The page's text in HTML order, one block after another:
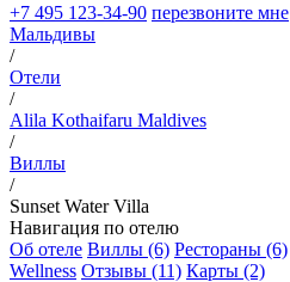
+7 495 123-34-90 перезвоните мне
Мальдивы
/
Отели
/
Alila Kothaifaru Maldives
/
Виллы
/
Sunset Water Villa
Навигация по отелю
Об отеле Виллы (6) Рестораны (6)
Wellness Отзывы (11) Карты (2)